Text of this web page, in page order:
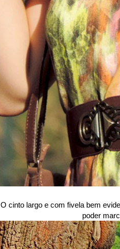
O cinto largo e com fivela bem
poder